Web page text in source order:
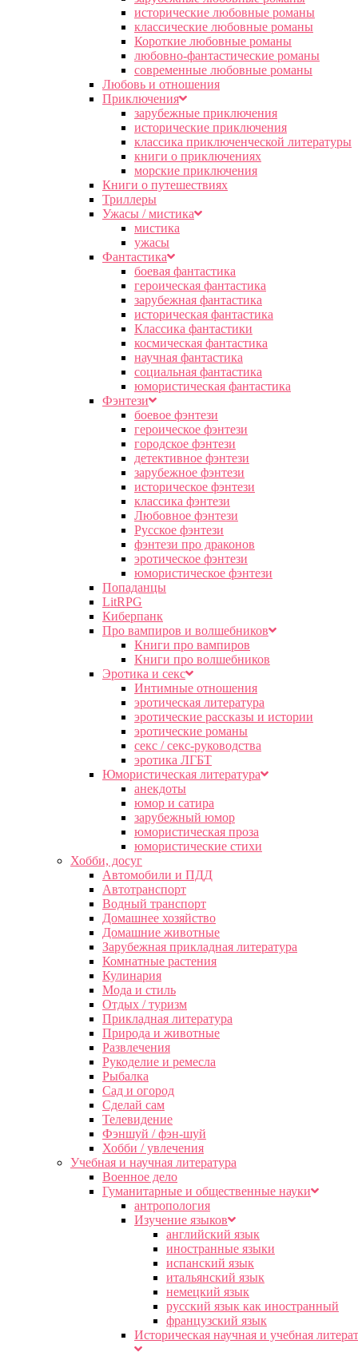
исторические любовные романы
классические любовные романы
Короткие любовные романы
любовно-фантастические романы
современные любовные романы
Любовь и отношения
Приключения
зарубежные приключения
исторические приключения
классика приключенческой литературы
книги о приключениях
морские приключения
Книги о путешествиях
Триллеры
Ужасы / мистика
мистика
ужасы
Фантастика
боевая фантастика
героическая фантастика
зарубежная фантастика
историческая фантастика
Классика фантастики
космическая фантастика
научная фантастика
социальная фантастика
юмористическая фантастика
Фэнтези
боевое фэнтези
героическое фэнтези
городское фэнтези
детективное фэнтези
зарубежное фэнтези
историческое фэнтези
классика фэнтези
Любовное фэнтези
Русское фэнтези
фэнтези про драконов
эротическое фэнтези
юмористическое фэнтези
Попаданцы
LitRPG
Киберпанк
Про вампиров и волшебников
Книги про вампиров
Книги про волшебников
Эротика и секс
Интимные отношения
эротическая литература
эротические рассказы и истории
эротические романы
секс / секс-руководства
эротика ЛГБТ
Юмористическая литература
анекдоты
юмор и сатира
зарубежный юмор
юмористическая проза
юмористические стихи
Хобби, досуг
Автомобили и ПДД
Автотранспорт
Водный транспорт
Домашнее хозяйство
Домашние животные
Зарубежная прикладная литература
Комнатные растения
Кулинария
Мода и стиль
Отдых / туризм
Прикладная литература
Природа и животные
Развлечения
Рукоделие и ремесла
Рыбалка
Сад и огород
Сделай сам
Телевидение
Фэншуй / фэн-шуй
Хобби / увлечения
Учебная и научная литература
Военное дело
Гуманитарные и общественные науки
антропология
Изучение языков
английский язык
иностранные языки
испанский язык
итальянский язык
немецкий язык
русский язык как иностранный
французский язык
Историческая научная и учебная